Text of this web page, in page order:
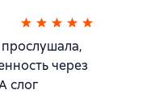
через
слог